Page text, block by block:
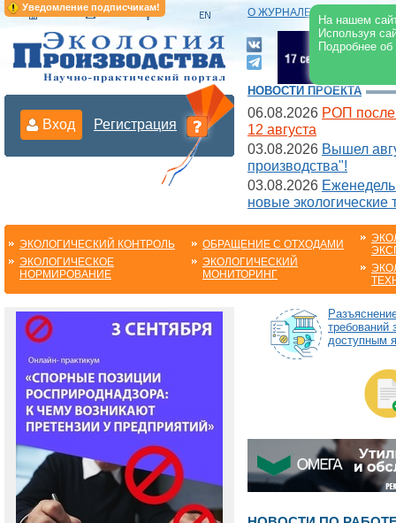
Уведомление подписчикам!
На нашем
Используя
Подробнее
О ЖУРНАЛЕ |
Вход Регистрация
НОВОСТИ ПРОЕКТА
06.08.2026 РОП после
12 августа
03.08.2026 Вышел
производства"!
03.08.2026
новые экологические
ЭКОЛОГИЧЕСКИЙ КОНТРОЛЬ
ЭКОЛОГИЧЕСКОЕ
НОРМИРОВАНИЕ
ОБРАЩЕНИЕ С ОТХОДАМИ
ЭКОЛОГИЧЕСКИЙ
МОНИТОРИНГ
требований
доступным